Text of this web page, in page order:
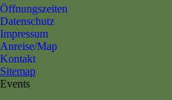
Öffnungszeiten
Datenschutz
Impressum
Anreise/Map
Kontakt
Sitemap
Events